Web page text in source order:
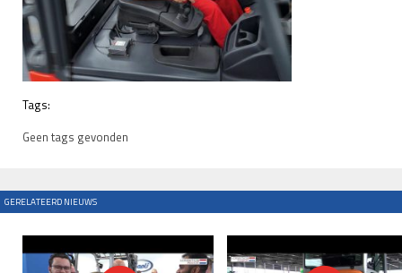
Tags:
Geen tags gevonden
GERELATEERD NIEUWS